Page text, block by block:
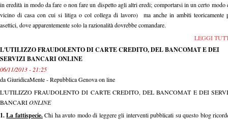
in eredità in modo da fare o non fare un dispetto agli altri eredi; comportarsi in un certo modo
vicino di casa con cui si litiga o col collega di lavoro) ma anche in ambiti teoricamente
asettici, dove apparentemente solo la razionalità dovrebbe comandare.
LEGGI
L'UTILIZZO FRAUDOLENTO DI CARTE CREDITO, DEL BANCOMAT E DEI
SERVIZI BANCARI ONLINE
06/11/2013 - 21:25
daGiuridicaMente - Repubblica Genova on line
L'UTILIZZO FRAUDOLENTO DI CARTE CREDITO, DEL BANCOMAT E DEI
BANCARIONLINE
1. La fattispecie.Chi ha avuto modo di leggere gli interventi pubblicati su questo blog